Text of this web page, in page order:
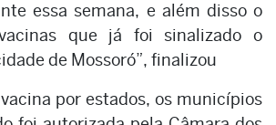
essa semana, e além disso o
que já foi sinalizado o
de Mossoró”, finalizou
por estados, os municípios